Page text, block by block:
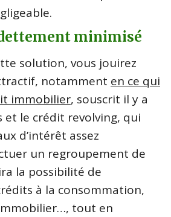
minimisé
solution, vous jouirez
notamment en ce qui
immobilier, souscrit il y a
et le crédit revolving, qui
d’intérêt assez
un regroupement de
la possibilité de
à la consommation,
tout en